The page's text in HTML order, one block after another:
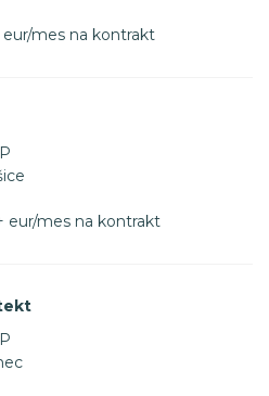
mes na kontrakt
eur/mes na kontrakt